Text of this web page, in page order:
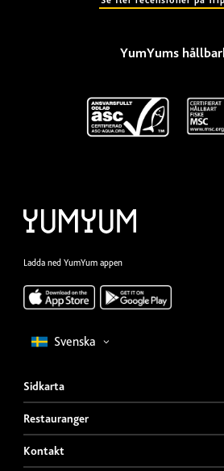
YumYums
Ladda ned YumYum appen
Sidkarta
Restauranger
Kontakt